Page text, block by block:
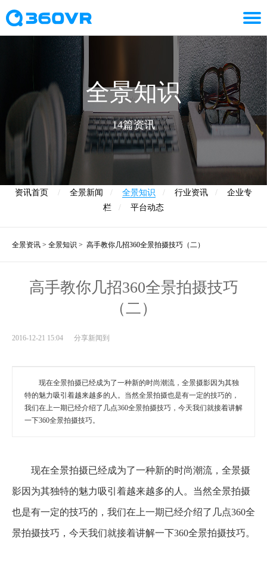
全景知识
14篇资讯
资讯首页 / 全景新闻 / 全景知识 / 行业资讯 /
企业专
栏
/ 平台动态
全景资讯 > 全景知识 > 高手教你几招360全景拍摄技巧（二）
高手教你几招360全景拍摄技巧
（二）
2016-12-21 15:04 分享新闻到
现在全景拍摄已经成为了一种新的时尚潮流，全景摄影因为其独
特的魅力吸引着越来越多的人。当然全景拍摄也是有一定的技巧的，
我们在上一期已经介绍了几点360全景拍摄技巧，今天我们就接着讲解
一下360全景拍摄技巧。
现在全景拍摄已经成为了一种新的时尚潮流，全景摄
影因为其独特的魅力吸引着越来越多的人。当然全景拍摄
也是有一定的技巧的，我们在上一期已经介绍了几点360全
景拍摄技巧，今天我们就接着讲解一下360全景拍摄技巧。